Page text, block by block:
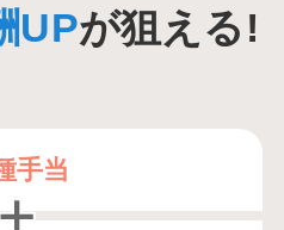
UPが狙える!
手当